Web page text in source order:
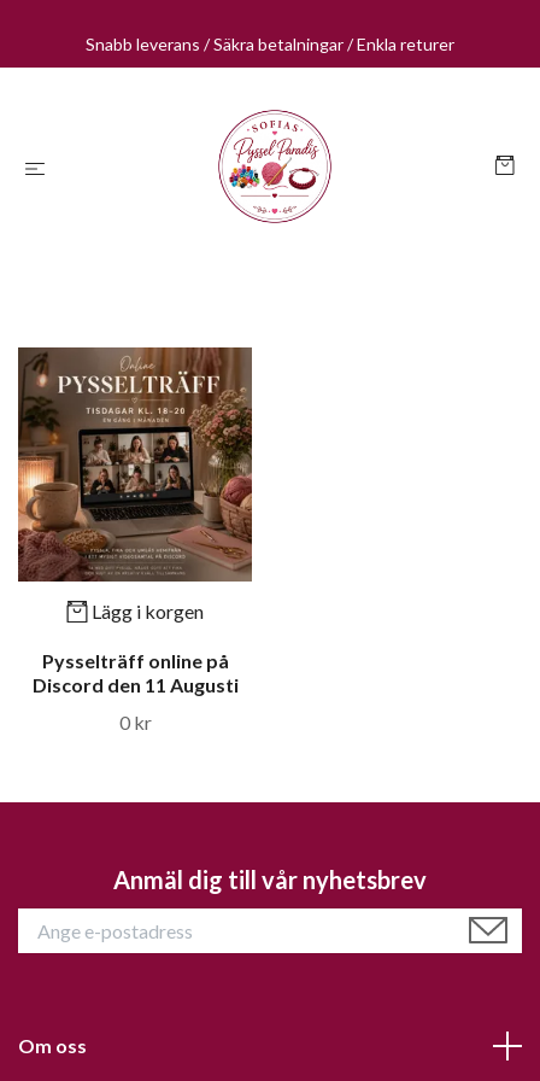
Snabb leverans / Säkra betalningar / Enkla returer
Lägg i korgen
Pysselträff online på
Discord den 11 Augusti
0 kr
Anmäl dig till vår nyhetsbrev
Om oss